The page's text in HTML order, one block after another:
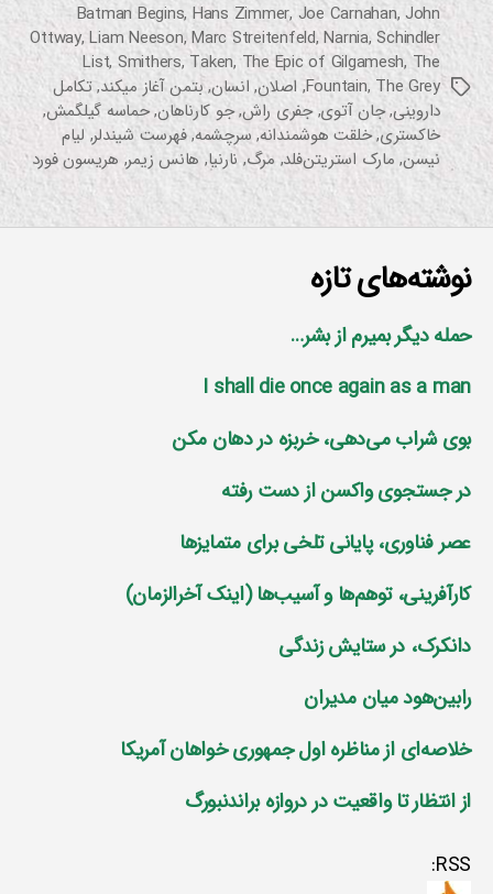
برچسب‌ها
Batman Begins, Hans Zimmer, Joe Carnahan, John
Ottway,Liam Neeson,Marc Streitenfeld,Narnia,Schindler
List, Smithers, Taken,The Epic of Gilgamesh, The
Fountain, The Grey
, اصلان, انسان,بتمن آغاز میکند,تکامل
داروینی,جان آتوی,جفری راش,جو کارناهان,حماسه گیلگمش,
خاکستری,خلقت هوشمندانه, سرچشمه,فهرست شیندلر, لیام
نیسن, مارک استریتن‌فلد, مرگ, نارنیا, هانس زیمر, هریسون فورد
نوشته‌های تازه
حمله دیگر بمیرم از بشر…
I shall die once again as a man
بوی شراب می‌دهی، خربزه در دهان مکن
در جستجوی واکسن از دست رفته
عصر فناوری، پایانی تلخی برای متمایز‌ها
کارآفرینی، توهم‌ها و آسیب‌ها (اینک آخرالزمان)
دانکرک، در ستایش زندگی
رابین‌هود میان مدیران
خلاصه‌ای از مناظره اول جمهوری خواهان آمریکا
از انتظار تا واقعیت در دروازه براندنبورگ
RSS: